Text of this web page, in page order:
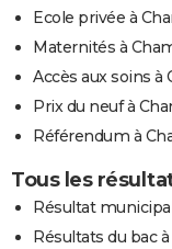
Ecole privée à
Maternités à
Accès aux soins à
Prix du neuf à
Référendum à
Tous les
Résultat
Résultats du bac